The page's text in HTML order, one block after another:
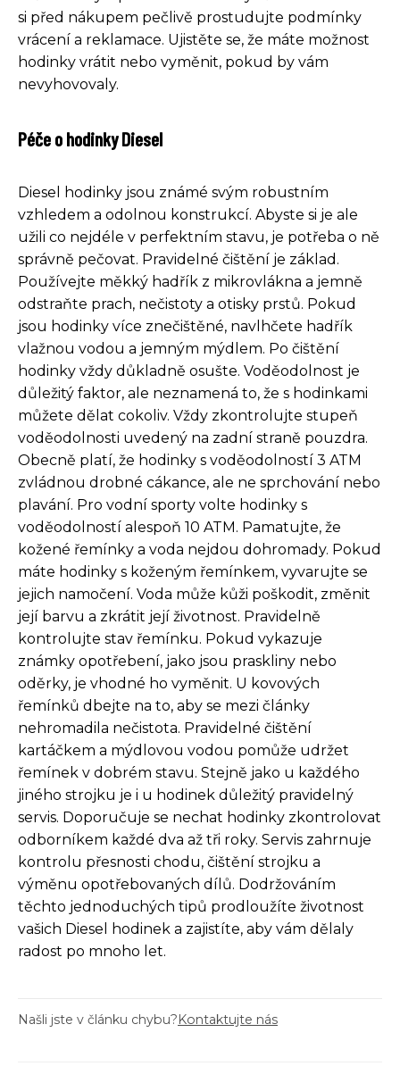
si před nákupem pečlivě prostudujte podmínky
vrácení a reklamace. Ujistěte se, že máte možnost
hodinky vrátit nebo vyměnit, pokud by vám
nevyhovovaly.
Péče o hodinky Diesel
Diesel hodinky jsou známé svým robustním
vzhledem a odolnou konstrukcí. Abyste si je ale
užili co nejdéle v perfektním stavu, je potřeba o ně
správně pečovat. Pravidelné čištění je základ.
Používejte měkký hadřík z mikrovlákna a jemně
odstraňte prach, nečistoty a otisky prstů. Pokud
jsou hodinky více znečištěné, navlhčete hadřík
vlažnou vodou a jemným mýdlem. Po čištění
hodinky vždy důkladně osušte. Voděodolnost je
důležitý faktor, ale neznamená to, že s hodinkami
můžete dělat cokoliv. Vždy zkontrolujte stupeň
voděodolnosti uvedený na zadní straně pouzdra.
Obecně platí, že hodinky s voděodolností 3 ATM
zvládnou drobné cákance, ale ne sprchování nebo
plavání. Pro vodní sporty volte hodinky s
voděodolností alespoň 10 ATM. Pamatujte, že
kožené řemínky a voda nejdou dohromady. Pokud
máte hodinky s koženým řemínkem, vyvarujte se
jejich namočení. Voda může kůži poškodit, změnit
její barvu a zkrátit její životnost. Pravidelně
kontrolujte stav řemínku. Pokud vykazuje
známky opotřebení, jako jsou praskliny nebo
oděrky, je vhodné ho vyměnit. U kovových
řemínků dbejte na to, aby se mezi články
nehromadila nečistota. Pravidelné čištění
kartáčkem a mýdlovou vodou pomůže udržet
řemínek v dobrém stavu. Stejně jako u každého
jiného strojku je i u hodinek důležitý pravidelný
servis. Doporučuje se nechat hodinky zkontrolovat
odborníkem každé dva až tři roky. Servis zahrnuje
kontrolu přesnosti chodu, čištění strojku a
výměnu opotřebovaných dílů. Dodržováním
těchto jednoduchých tipů prodloužíte životnost
vašich Diesel hodinek a zajistíte, aby vám dělaly
radost po mnoho let.
Našli jste v článku chybu?Kontaktujte nás